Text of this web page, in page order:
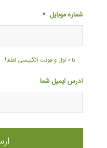
شماره موبایل *
با ۰ اول و فونت انگلیسی لطفا!
آدرس ایمیل شما